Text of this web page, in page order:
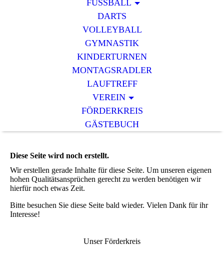
FUSSBALL
DARTS
VOLLEYBALL
GYMNASTIK
KINDERTURNEN
MONTAGSRADLER
LAUFTREFF
VEREIN
FÖRDERKREIS
GÄSTEBUCH
Diese Seite wird noch erstellt.
Wir erstellen gerade Inhalte für diese Seite. Um unseren eigenen
hohen Qualitätsansprüchen gerecht zu werden benötigen wir
hierfür noch etwas Zeit.
Bitte besuchen Sie diese Seite bald wieder. Vielen Dank für ihr
Interesse!
Unser Förderkreis